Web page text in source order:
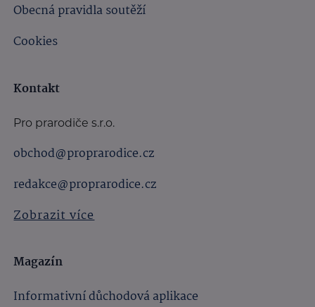
Obecná pravidla soutěží
Cookies
Kontakt
Pro prarodiče s.r.o.
obchod@proprarodice.cz
redakce@proprarodice.cz
Zobrazit více
Magazín
Informativní důchodová aplikace